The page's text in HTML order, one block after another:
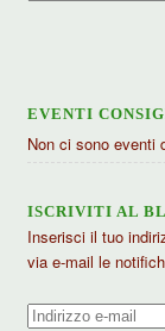
EVENTI
Non ci sono eventi
ISCRIVITI AL
Inserisci il tuo
via e-mail le
Indirizzo